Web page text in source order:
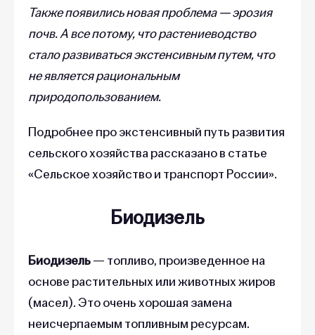
Также появились новая проблема — эрозия
почв. А все потому, что растениеводство
стало развиваться экстенсивным путем, что
не является рациональным
природопользованием.
Подробнее про экстенсивный путь развития
сельского хозяйства рассказано в статье
«Сельское хозяйство и транспорт России».
Биодизель
Биодизель— топливо, произведенное на
основе растительных или животных жиров
(масел). Это очень хорошая замена
неисчерпаемым топливным ресурсам.